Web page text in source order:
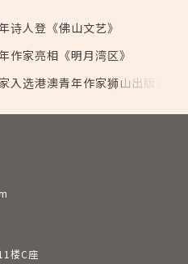
诗人登《佛山文艺》
作家亮相《明月湾区》
入选港澳青年作家狮山出版计划
楼C座